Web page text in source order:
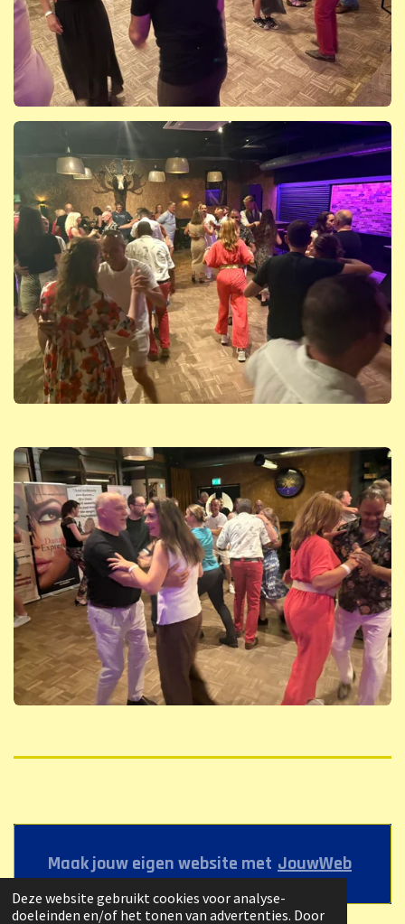
Deze website gebruikt cookies voor analyse-
doeleinden en/of het tonen van advertenties. Door
Maak jouw eigen website met JouwWeb